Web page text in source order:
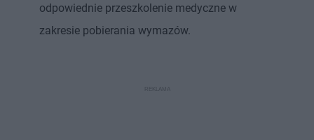
odpowiednie przeszkolenie medyczne w
zakresie pobierania wymazów.